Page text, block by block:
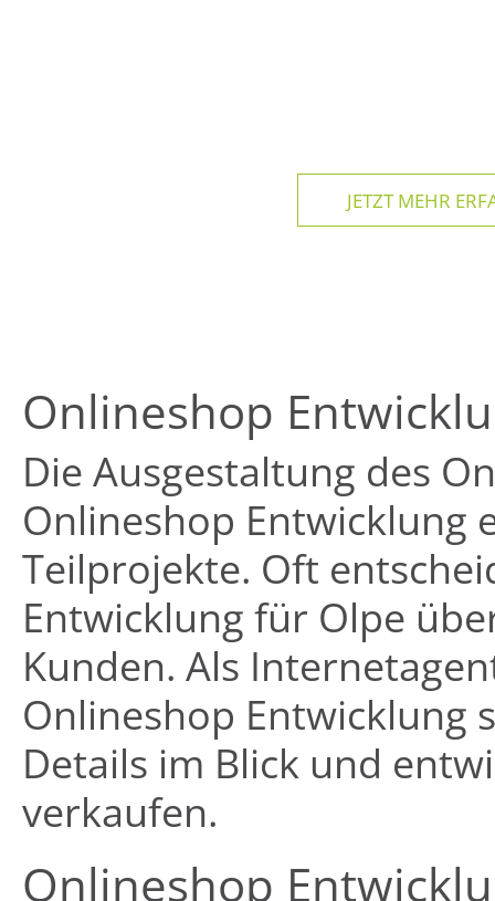
JETZT MEHR
Onlineshop
Die Ausgestaltung des
Onlineshop Entwicklung
Teilprojekte. Oft
Entwicklung für Olpe
Kunden. Als
Onlineshop Entwicklung
Details im Blick und
verkaufen.
Onlineshop